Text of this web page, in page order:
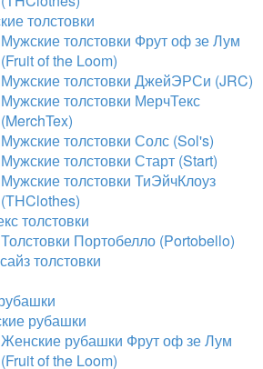
толстовки
Мужские толстовки Фрут оф зе Лум
(Fruit of the Loom)
Мужские толстовки ДжейЭРСи (JRC)
Мужские толстовки МерчТекс
(MerchTex)
Мужские толстовки Солс (Sol's)
Мужские толстовки Старт (Start)
Мужские толстовки ТиЭйчКлоуз
(THClothes)
толстовки
Толстовки Портобелло (Portobello)
толстовки
рубашки
Женские рубашки Фрут оф зе Лум
(Fruit of the Loom)